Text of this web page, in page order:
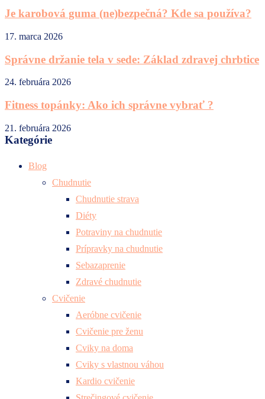
Je karobová guma (ne)bezpečná? Kde sa používa?
17. marca 2026
Správne držanie tela v sede: Základ zdravej chrbtice
24. februára 2026
Fitness topánky: Ako ich správne vybrať ?
21. februára 2026
Kategórie
Blog
Chudnutie
Chudnutie strava
Diéty
Potraviny na chudnutie
Prípravky na chudnutie
Sebazaprenie
Zdravé chudnutie
Cvičenie
Aeróbne cvičenie
Cvičenie pre ženu
Cviky na doma
Cviky s vlastnou váhou
Kardio cvičenie